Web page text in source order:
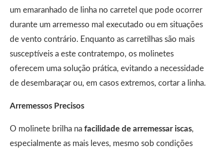
um emaranhado de linha no carretel que pode ocorrer
durante um arremesso mal executado ou em situações
de vento contrário. Enquanto as carretilhas são mais
susceptíveis a este contratempo, os molinetes
oferecem uma solução prática, evitando a necessidade
de desembaraçar ou, em casos extremos, cortar a linha.
Arremessos Precisos
O molinete brilha na facilidade de arremessar iscas,
especialmente as mais leves, mesmo sob condições